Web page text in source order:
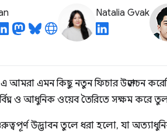
Natalia Gvak
আমরা এমন কিছু নতুন ফিচার উন্মোচন
ও আধুনিক ওয়েব তৈরিতে সক্ষম করে
উদ্ভাবন তুলে ধরা হলো, যা